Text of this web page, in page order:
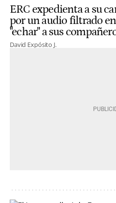
ERC expedienta a su
por un audio filtrado
"echar" a sus
David Expósito J.